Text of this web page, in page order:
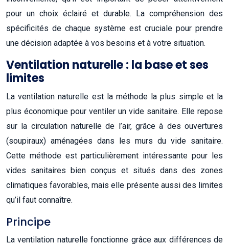
pour un choix éclairé et durable. La compréhension des
spécificités de chaque système est cruciale pour prendre
une décision adaptée à vos besoins et à votre situation.
Ventilation naturelle : la base et ses
limites
La ventilation naturelle est la méthode la plus simple et la
plus économique pour ventiler un vide sanitaire. Elle repose
sur la circulation naturelle de l’air, grâce à des ouvertures
(soupiraux) aménagées dans les murs du vide sanitaire.
Cette méthode est particulièrement intéressante pour les
vides sanitaires bien conçus et situés dans des zones
climatiques favorables, mais elle présente aussi des limites
qu’il faut connaître.
Principe
La ventilation naturelle fonctionne grâce aux différences de